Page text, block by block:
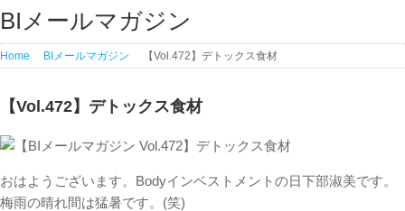
BIメールマガジン
Home BIメールマガジン 【Vol.472】デトックス食材
【Vol.472】デトックス食材
おはようございます。Bodyインベストメントの日下部淑美です。
梅雨の晴れ間は猛暑です。(笑)